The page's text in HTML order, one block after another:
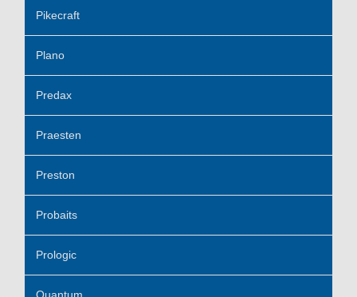
Pikecraft
Plano
Predax
Praesten
Preston
Probaits
Prologic
Quantum